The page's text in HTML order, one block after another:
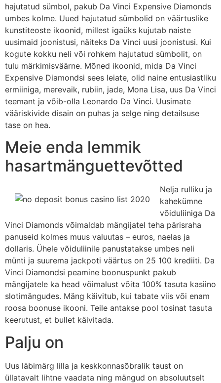
hajutatud sümbol, pakub Da Vinci Expensive Diamonds
umbes kolme. Uued hajutatud sümbolid on väärtuslike
kunstiteoste ikoonid, millest igaüks kujutab naiste
uusimaid joonistusi, näiteks Da Vinci uusi joonistusi. Kui
kogute kokku neli või rohkem hajutatud sümbolit, on
tulu märkimisväärne. Mõned ikoonid, mida Da Vinci
Expensive Diamondsi sees leiate, olid naine entusiastliku
ermiiniga, merevaik, rubiin, jade, Mona Lisa, uus Da Vinci
teemant ja võib-olla Leonardo Da Vinci. Uusimate
vääriskivide disain on puhas ja selge ning detailsuse
tase on hea.
Meie enda lemmik
hasartmänguettevõtted
Nelja rulliku ja
kahekümne
võiduliiniga Da
Vinci Diamonds võimaldab mängijatel teha pärisraha
panuseid kolmes muus valuutas – euros, naelas ja
dollaris. Ühele võiduliinile panustatakse umbes neli
münti ja suurema jackpoti väärtus on 25 100 krediiti. Da
Vinci Diamondsi peamine boonuspunkt pakub
mängijatele ka head võimalust võita 100% tasuta kasiino
slotimängudes. Mäng käivitub, kui tabate viis või enam
roosa boonuse ikooni. Teile antakse pool tosinat tasuta
keerutust, et bullet käivitada.
Palju on
Uus läbimärg lilla ja keskkonnasõbralik taust on
üllatavalt lihtne vaadata ning mängud on absoluutselt